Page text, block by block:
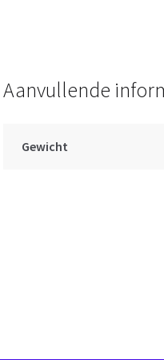
Aanvullende
Gewicht